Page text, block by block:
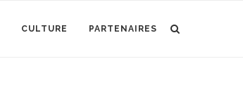
CULTURE PARTENAIRES